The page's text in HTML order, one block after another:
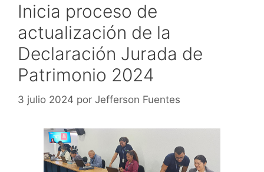
Inicia proceso de
actualización de la
Declaración Jurada de
Patrimonio 2024
3 julio 2024 por Jefferson Fuentes